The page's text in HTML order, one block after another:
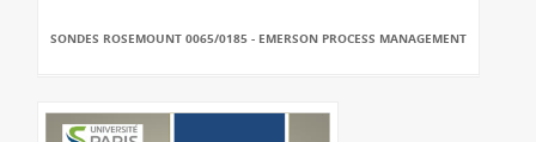
SONDES ROSEMOUNT 0065/0185 - EMERSON PROCESS MANAGEMENT